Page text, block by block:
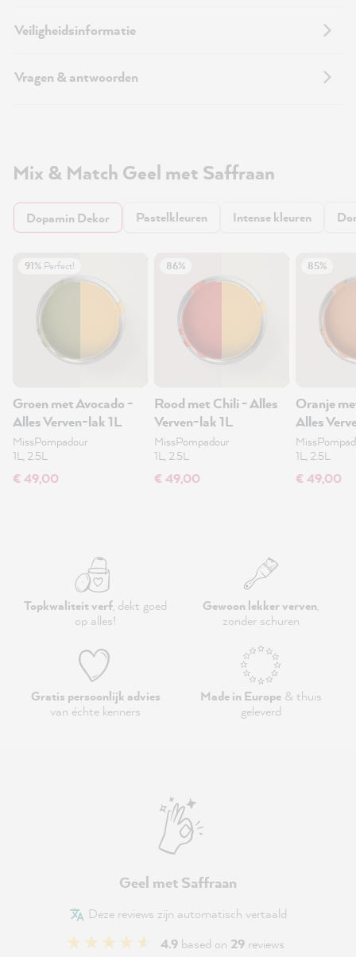
Veiligheidsinformatie
Vragen & antwoorden
Mix & Match Geel met Saffraan
Dopamin Dekor Pastelkleuren Intense kleuren
91% Perfect!
Groen met Avocado -
Alles Verven-lak 1L
MissPompadour
1L, 2.5L
€ 49,00
86%
Rood met Chili - Alles
Verven-lak 1L
MissPompadour
1L, 2.5L
€ 49,00
85%
Oranje
Alles
1L, 2.5L
€ 49,00
Topkwaliteit verf, dekt goed
op alles!
Gewoon lekker verven,
zonder schuren
Gratis persoonlijk advies
van échte kenners
Made in Europe& thuis
geleverd
Geel met Saffraan
Deze reviews zijn automatisch vertaald
4.9 based on 29 reviews